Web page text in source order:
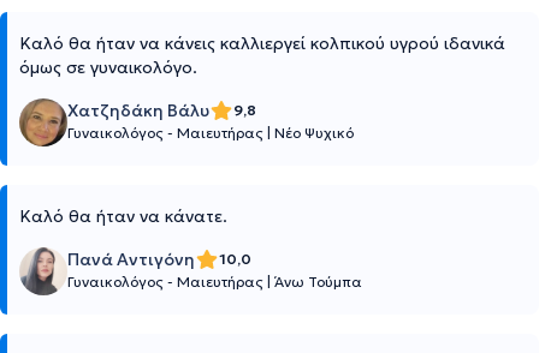
Καλό θα ήταν να κάνεις καλλιεργεί κολπικού υγρού ιδανικά
όμως σε γυναικολόγο.
Χατζηδάκη Βάλυ
9,8
Γυναικολόγος - Μαιευτήρας Νέο Ψυχικό
Καλό θα ήταν να κάνατε.
Πανά Αντιγόνη
10,0
Γυναικολόγος - Μαιευτήρας Άνω Τούμπα